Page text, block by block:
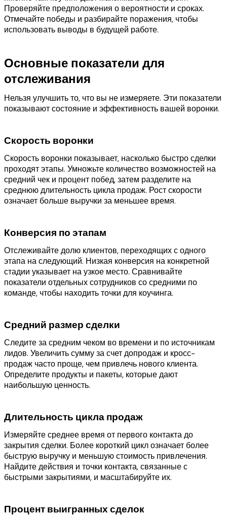
Проверяйте предположения о вероятности и сроках.
Отмечайте победы и разбирайте поражения, чтобы
использовать выводы в будущей работе.
Основные показатели для
отслеживания
Нельзя улучшить то, что вы не измеряете. Эти показатели
показывают состояние и эффективность вашей воронки.
Скорость воронки
Скорость воронки показывает, насколько быстро сделки
проходят этапы. Умножьте количество возможностей на
средний чек и процент побед, затем разделите на
среднюю длительность цикла продаж. Рост скорости
означает больше выручки за меньшее время.
Конверсия по этапам
Отслеживайте долю клиентов, переходящих с одного
этапа на следующий. Низкая конверсия на конкретной
стадии указывает на узкое место. Сравнивайте
показатели отдельных сотрудников со средними по
команде, чтобы находить точки для коучинга.
Средний размер сделки
Следите за средним чеком во времени и по источникам
лидов. Увеличить сумму за счет допродаж и кросс-
продаж часто проще, чем привлечь нового клиента.
Определите продукты и пакеты, которые дают
наибольшую ценность.
Длительность цикла продаж
Измеряйте среднее время от первого контакта до
закрытия сделки. Более короткий цикл означает более
быструю выручку и меньшую стоимость привлечения.
Найдите действия и точки контакта, связанные с
быстрыми закрытиями, и масштабируйте их.
Процент выигранных сделок